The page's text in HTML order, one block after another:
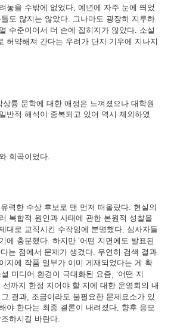
놓을 수밖에 없었다 예년에 자주 눈에 띄었
도 많지는 않았다. 그나마도 굉장히 지루하
수준이어서 더 손에 잡히지가 않았다. 소설
허약해져 간다는 우려가 단지 기우에 지나지
상륭 문학에 대한 애정은 느껴졌으나 대학원
일반적 해석이 중복되고 있어 역시 제외하였
희곡이었다.
유력한 수상 후보로 맨 먼저 떠올랐다. 현실의
복합적 원인과 사태에 관한 본원적 성찰을
대로 교직시킨 수작임에 분명했다 심사자들
에 충분했다. 하지만 ‘어떤 지면에도 발표된
는 점에서 문제가 생겼다. 우연히 검색 결과
지에 작품 일부가 이미 게재되었다는 게 확
미디어 환경이 극대화된 요즘 , ‘어떤 지
선까지 한정 지어야 할 지에 대한 운영회의 내
그 결과, 조금이라도 불필요한 문제요소가 있
야 한다는 최종 결론이 내려졌다. 향후 응모
조하시길 바란다